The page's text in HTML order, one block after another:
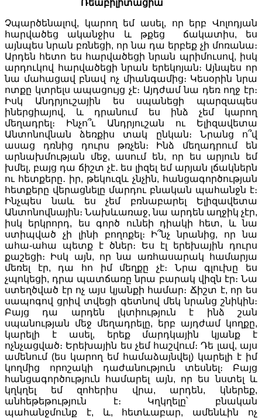
Ռեաբիլիտացիա
Չպարծենալով, կարող եմ ասել, որ երբ Վոլոդյան
հարվածեց ականջիս և թքեց ճակատիս, ես
այնպես նրան բռնեցի, որ նա դա երբեք չի մոռանա։
Արդեն հետո ես հարվածեցի նրան պրիմուսով, իսկ
արդուկով հարվածեցի նրան երեկոյան։ Այնպես որ
նա մահացավ բնավ ոչ միանգամից։ Կեսօրին նրա
ոտքը կտրելս ապացույց չէ։ Այդժամ նա դեռ ողջ էր։
Իսկ Անդրյուշային ես սպանեցի պարզապես
իներցիայով, և դրանում ես ինձ չեմ կարող
մեղադրել։ Ինչո՞ւ Անդրյուշան ու Ելիզավետա
Անտոնովնան ձեռքիս տակ ընկան։ Նրանց ո՞վ
ասաց դռնից դուրս թռչեն։ Ինձ մեղադրում են
արնախմության մեջ, ասում են, որ ես արյուն եմ
խմել, բայց դա ճիշտ չէ․ ես լիզել եմ արյան լճակներն
ու հետքերը․ իր, թեկուզև չնչին, հանցագործության
հետքերը վերացնելը մարդու բնական պահանջն է։
Ինչպես նաև ես չեմ բռնաբարել Ելիզավետա
Անտոնովնային։ Նախևառաջ, նա արդեն աղջիկ չէր,
իսկ երկրորդ, ես գործ ունեի դիակի հետ, և նա
ստիպված չի լինի բողոքել։ Ի՞նչ նրանից, որ նա
ահա-ահա պետք է ծներ։ Ես էլ երեխային դուրս
քաշեցի։ Իսկ այն, որ նա առհասարակ համարյա
մեռել էր, դա հո իմ մեղքը չէ։ Նրա գլուխը ես
չպոկեցի, դրա պատճառը նրա բարակ վիզն էր։ Նա
ստեղծված էր ոչ այս կյանքի համար։ Ճիշտ է, որ ես
սապոգով ցրիվ տվեցի գետնով մեկ նրանց շնիկին։
Բայց դա արդեն լկտիություն է ինձ շան
սպանության մեջ մեղադրելը, երբ այդժամ կողքը,
կարելի է ասել, երեք մարդկային կյանք է
ոչնչացված։ Երեխային ես չեմ հաշվում։ Դե լավ, այս
ամենում (ես կարող եմ համաձայնվել) կարելի է իմ
կողմից որոշակի դաժանություն տեսնել։ Բայց
հանցագործություն համարել այն, որ ես նստել և
կղկղել եմ զոհերիս վրա, արդեն, կներեք,
անհեթեթություն է։ Կղկղելը՝ բնական
պահանջմունք է, և, հետևաբար, ամենևին ոչ